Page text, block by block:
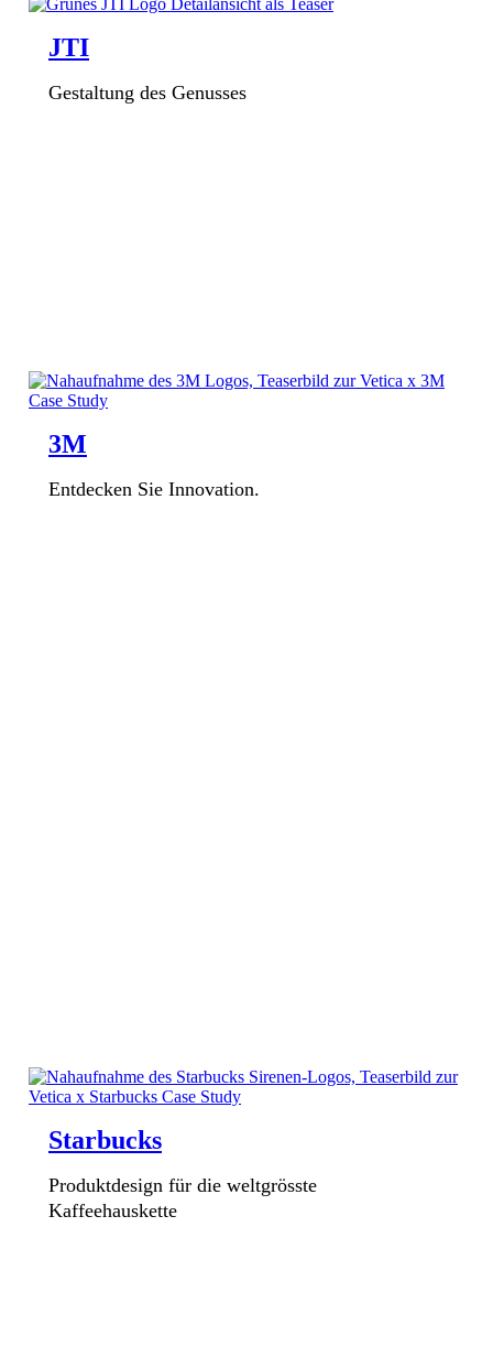
JTI
Gestaltung des Genusses
3M
Entdecken Sie Innovation.
Starbucks
Produktdesign für die weltgrösste
Kaffeehauskette